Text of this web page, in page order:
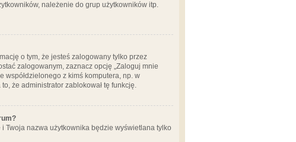
należenie do grup użytkowników itp.
o tym, że jesteś zalogowany tylko przez
zalogowanym, zaznacz opcję „Zaloguj mnie
współdzielonego z kimś komputera, np. w
że administrator zablokował tę funkcję.
i Twoja nazwa użytkownika będzie wyświetlana tylko